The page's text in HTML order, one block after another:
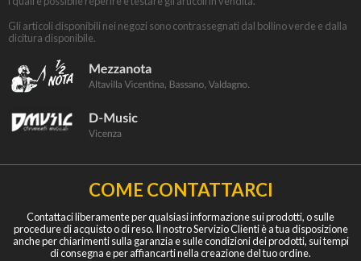
Gli articoli disponibili nei negozi sono contrassegnati dal bollino verde e dalla
dicitura disponibile.
COME CONTATTARCI
Contattaci liberamente per qualsiasi informazione sui prodotti, o sulle
procedure di acquisto o di reso. Il nostro Servizio Clienti è a tua disposizione
anche per chiarimenti sulla garanzia e sulle condizioni dei prodotti, sui tempi
di consegna e per affiancarti nella creazione del tuo ordine.